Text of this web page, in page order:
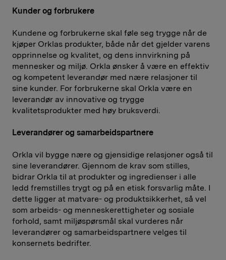
Kunder og forbrukere
Kundene og forbrukerne skal føle seg trygge når de
kjøper Orklas produkter, både når det gjelder varens
opprinnelse og kvalitet, og dens innvirkning på
mennesker og miljø. Orkla ønsker å være en effektiv
og kompetent leverandør med nære relasjoner til
sine kunder. For forbrukerne skal Orkla være en
leverandør av innovative og trygge
kvalitetsprodukter med høy bruksverdi.
Leverandører og samarbeidspartnere
Orkla vil bygge nære og gjensidige relasjoner også til
sine leverandører. Gjennom de krav som stilles,
bidrar Orkla til at produkter og ingredienser i alle
ledd fremstilles trygt og på en etisk forsvarlig måte. I
dette ligger at matvare- og produktsikkerhet, så vel
som arbeids- og menneskerettigheter og sosiale
forhold, samt miljøspørsmål skal vurderes når
leverandører og samarbeidspartnere velges til
konsernets bedrifter.